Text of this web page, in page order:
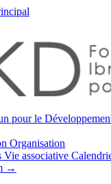
pour le
Organisation
Vie associative
→